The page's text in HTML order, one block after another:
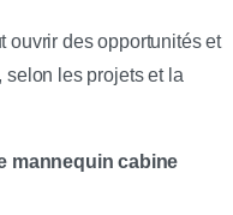
ouvrir des opportunités et
selon les projets et la
mannequin cabine